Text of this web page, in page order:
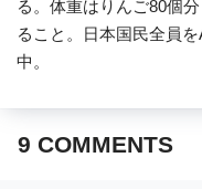
る。体重はりんご80個
ること。日本国民全員
中。
9 COMMENTS